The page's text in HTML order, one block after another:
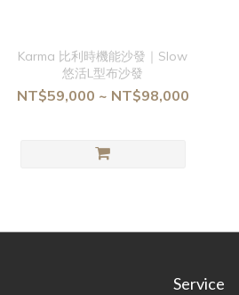
Karma 比利時機能沙發｜Slow
悠活L型布沙發
NT$59,000 ~ NT$98,000
Service